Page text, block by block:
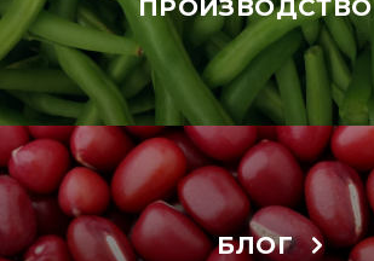
ПРОИЗВОДСТВО
БЛОГ